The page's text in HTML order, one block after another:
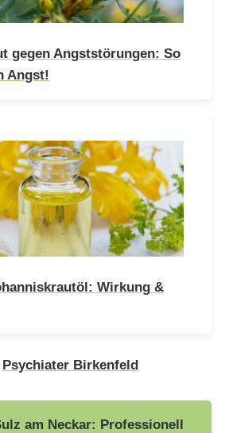
gegen Angststörungen: So
Angst!
Wirkung &
Psychiater Birkenfeld
am Neckar: Professionell